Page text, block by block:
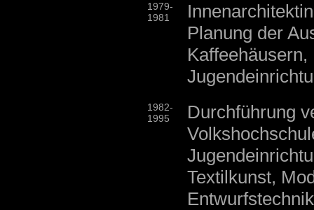
1979-
1981
Planung der
1982-
1995
Durchführung
Textilkunst,